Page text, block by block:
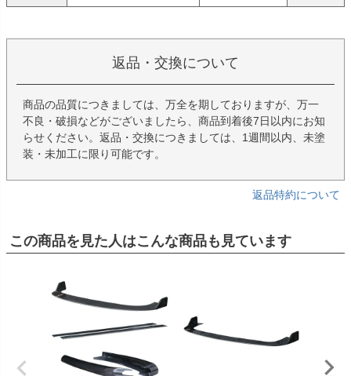
返品・交換について
商品の品質につきましては、万全を期しておりますが、万一
不良・破損などがございましたら、商品到着後7日以内にお知
らせください。返品・交換につきましては、1週間以内、未塗
装・未加工に限り可能です。
返品特約について
この商品を見た人はこんな商品も見ています